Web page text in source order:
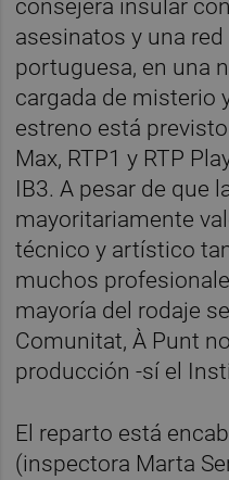
consejera insular
asesinatos y una
portuguesa, en una
cargada de misterio
estreno está
Max, RTP1 y RTP
IB3. A pesar de que
mayoritariamente
técnico y artístico
muchos
mayoría del rodaje
Comunitat, À Punt
producción -sí el
El reparto está
(inspectora Marta